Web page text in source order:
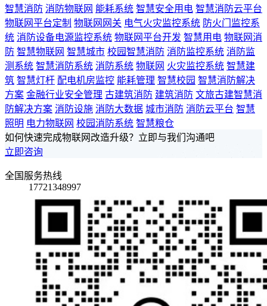
智慧消防 消防物联网 能耗系统 智慧安全用电 智慧消防云平台
物联网平台定制 物联网网关 电气火灾监控系统 防火门监控系
统 消防设备电源监控系统 物联网平台开发 智慧用电 物联网消
防 智慧物联网 智慧城市 校园智慧消防 消防监控系统 消防监
测系统 智慧消防系统 消防系统 物联网 火灾监控系统 智慧建
筑 智慧灯杆 配电机房监控 能耗管理 智慧校园 智慧消防解决
方案 金融行业安全管理 古建筑消防 建筑消防 文旅古建智慧消
防解决方案 消防设施 消防大数据 城市消防 消防云平台 智慧
照明 电力物联网 校园消防系统 智慧粮仓
如何快速完成物联网改造升级？立即与我们沟通吧
立即咨询
全国服务热线
17721348997